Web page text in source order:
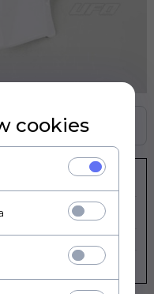
i produktów
PLAST
cookies